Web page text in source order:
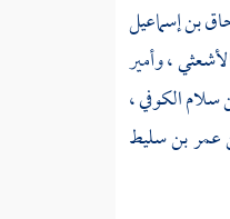
بن إسماعيل
، وأمير
الكوفي،
بن سليط